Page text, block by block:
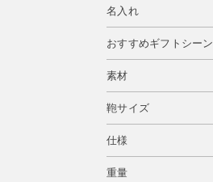
名入れ
おすすめギフトシーン
素材
鞄サイズ
仕様
重量